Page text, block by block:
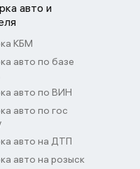
авто и
КБМ
авто по базе
авто по ВИН
авто по гос
авто на ДТП
авто на розыск